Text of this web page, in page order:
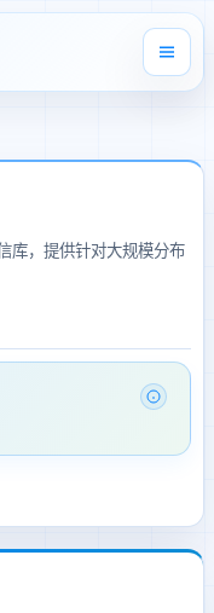
库，提供针对大规模分布